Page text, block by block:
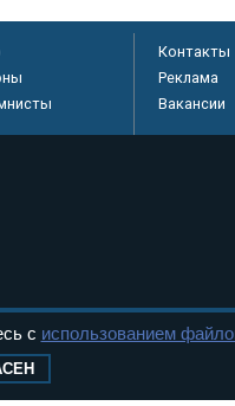
Контакты
Реклама
Вакансии
Учредители газеты -
с использованием